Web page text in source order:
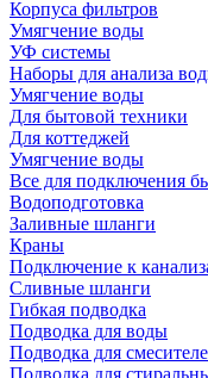
Корпуса фильтров
Умягчение воды
УФ системы
Наборы для анализа
Умягчение воды
Для бытовой техники
Для коттеджей
Умягчение воды
Все для подключения
Водоподготовка
Заливные шланги
Краны
Подключение к
Сливные шланги
Гибкая подводка
Подводка для воды
Подводка для
Подводка для